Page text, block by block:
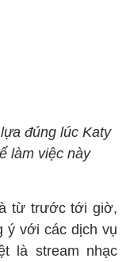
đúng lúc Katy
làm việc này
từ trước tới giờ,
ý với các dịch vụ
là stream nhạc